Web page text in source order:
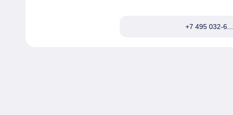
+7 495 032-6...